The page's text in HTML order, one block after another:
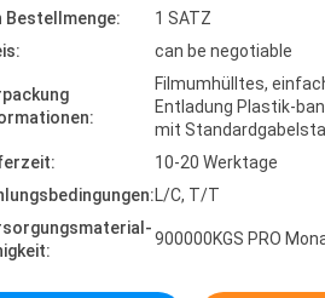
Bestellmenge:
1 SATZ
can be negotiable
Filmumhülltes,
Entladung Plastik-
mit
10-20 Werktage
L/C, T/T
900000KGS PRO